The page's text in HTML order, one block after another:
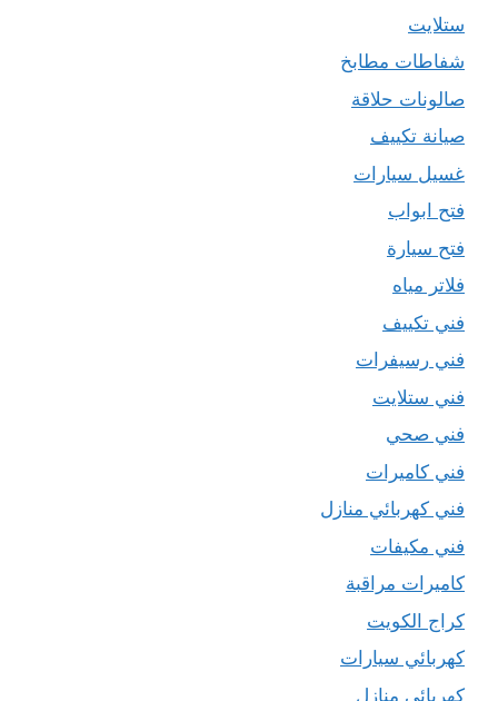
ستلايت
شفاطات مطابخ
صالونات حلاقة
صيانة تكييف
غسيل سيارات
فتح ابواب
فتح سيارة
فلاتر مياه
فني تكييف
فني رسيفرات
فني ستلايت
فني صحي
فني كاميرات
فني كهربائي منازل
فني مكيفات
كاميرات مراقبة
كراج الكويت
كهربائي سيارات
كهربائي منازل